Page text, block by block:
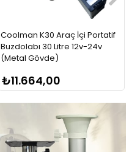
Coolman K30 Araç İçi Portatif
Buzdolabı 30 Litre 12v-24v
(Metal Gövde)
₺11.664,00